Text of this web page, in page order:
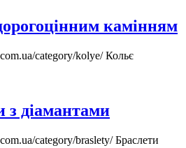
камінням
category/kolye/Кольє
з діамантами
category/braslety/Браслети